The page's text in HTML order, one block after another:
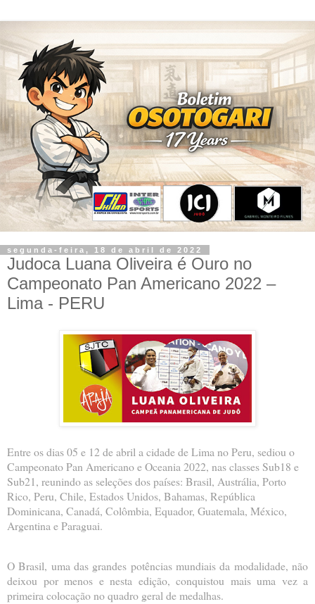
segunda-feira, 18 de abril de 2022
Judoca Luana Oliveira é Ouro no
Campeonato Pan Americano 2022 –
Lima - PERU
Entre os dias 05 e 12 de abril a cidade de Lima no Peru, sediou o
Campeonato Pan Americano e Oceania 2022, nas classes Sub18 e
Sub21, reunindo as seleções dos países: Brasil, Austrália, Porto
Rico, Peru, Chile, Estados Unidos, Bahamas, República
Dominicana, Canadá, Colômbia, Equador, Guatemala, México,
Argentina e Paraguai.
O Brasil, uma das grandes potências mundiais da modalidade, não
deixou por menos e nesta edição, conquistou mais uma vez a
primeira colocação no quadro geral de medalhas.